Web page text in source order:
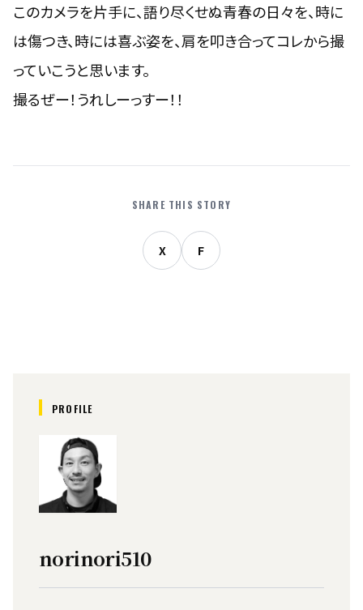
このカメラを片手に、語り尽くせぬ青春の日々を、時に
は傷つき、時には喜ぶ姿を、肩を叩き合ってコレから撮
っていこうと思います。
撮るぜー！うれしーっすー！！
SHARE THIS STORY
X F
PROFILE
norinori510